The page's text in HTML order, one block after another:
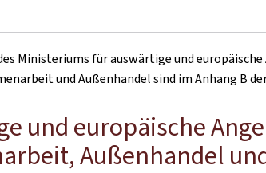
Ministeriums für auswärtige und
und Außenhandel sind im Anhang B
und europäische
Außenhandel